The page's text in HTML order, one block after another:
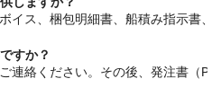
イス、梱包明細書、船積み指示書、
すか？
連絡ください。その後、発注書（